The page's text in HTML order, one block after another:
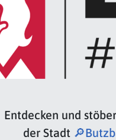
Entdecken und
der Stadt